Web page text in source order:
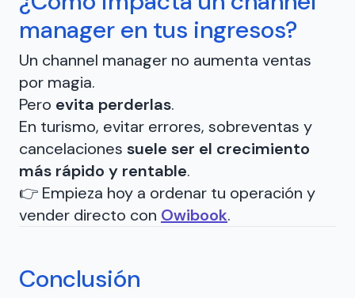
manager en tus ingresos?
Un channel manager no aumenta ventas
por magia.
Pero evita perderlas.
En turismo, evitar errores, sobreventas y
cancelaciones suele ser el crecimiento
más rápido y rentable.
👉 Empieza hoy a ordenar tu operación y
vender directo con Owibook.
Conclusión